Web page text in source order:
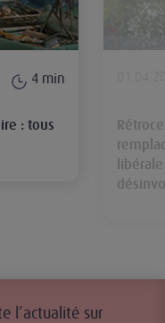
4 min
: tous
l’actualité sur